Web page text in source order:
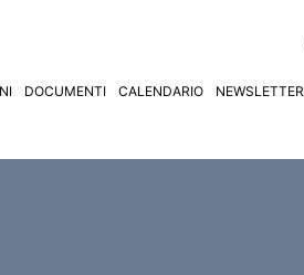
DOCUMENTI CALENDARIO NEWSLETTER